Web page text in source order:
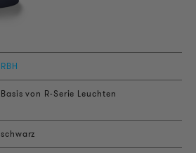
RBH
Basis von R-Serie Leuchten
schwarz